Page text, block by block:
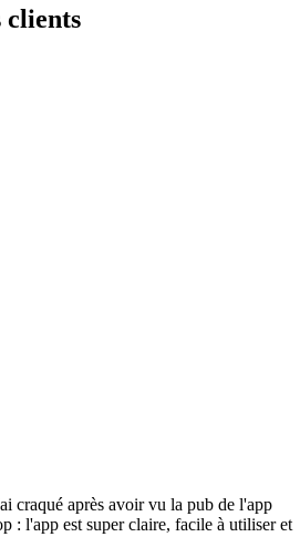
clients
craqué après avoir vu la pub de l'app
: l'app est super claire, facile à utiliser et